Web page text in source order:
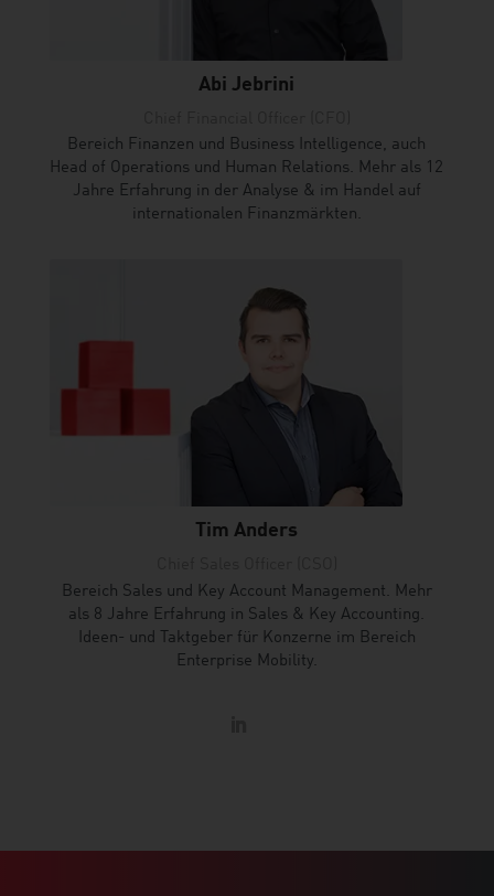
Abi Jebrini
Bereich Finanzen und Business Intelligence, auch
Head of Operations und Human Relations. Mehr als 12
Jahre Erfahrung in der Analyse & im Handel auf
internationalen Finanzmärkten.
Tim Anders
Bereich Sales und Key Account Management. Mehr
als 8 Jahre Erfahrung in Sales & Key Accounting.
Ideen- und Taktgeber für Konzerne im Bereich
Enterprise Mobility.